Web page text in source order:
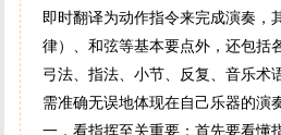
即时翻译为动作指令来完成演奏，
律）、和弦等基本要点外，还包括
弓法、指法、小节、反复、音乐术
需准确无误地体现在自己乐器的
一，看指挥至关重要：首先要看懂